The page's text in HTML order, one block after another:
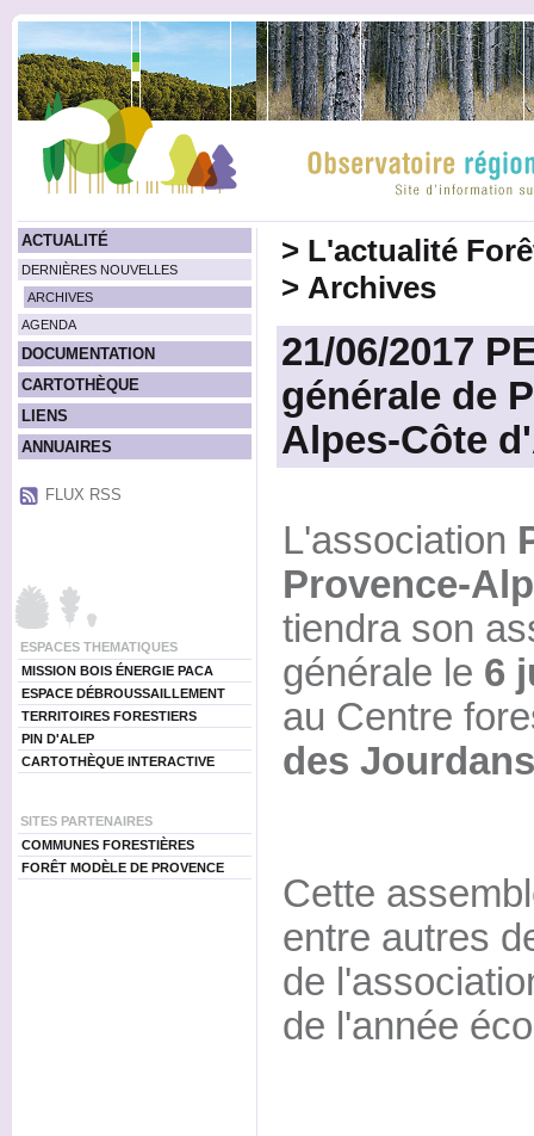
ACTUALITÉ
DERNIÈRES NOUVELLES
ARCHIVES
AGENDA
DOCUMENTATION
CARTOTHÈQUE
LIENS
ANNUAIRES
FLUX RSS
ESPACES THEMATIQUES
MISSION BOIS ÉNERGIE PACA
ESPACE DÉBROUSSAILLEMENT
TERRITOIRES FORESTIERS
PIN D'ALEP
CARTOTHÈQUE INTERACTIVE
SITES PARTENAIRES
COMMUNES FORESTIÈRES
FORÊT MODÈLE DE PROVENCE
> L'actualité
> Archives
21/06/2017
générale de
Alpes-Côte
L'association
Provence-
tiendra son
générale le 6
au Centre
des Jourdans
Cette
entre autres
de
de l'année